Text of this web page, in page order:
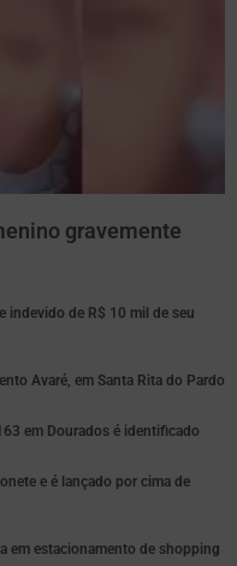
gravemente
indevido de R$ 10 mil de seu
Avaré, em Santa Rita do Pardo
em Dourados é identificado
e é lançado por cima de
em estacionamento de shopping